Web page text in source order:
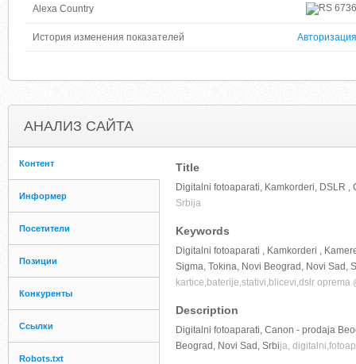
Alexa Country 6736
История изменения показателей Авторизация
АНАЛИЗ САЙТА
Контент
Информер
Посетители
Позиции
Конкуренты
Ссылки
Robots.txt
Title
Digitalni fotoaparati, Kamkorderi, DSLR ,
Srbija
Keywords
Digitalni fotoaparati , Kamkorderi ,
Sigma, Tokina, Novi Beograd, Novi Sad,
kartice,baterije,stativi,blicevi,dslr
Description
Digitalni fotoaparati, Canon - prodaja
Beograd, Novi Sad, Srbija,